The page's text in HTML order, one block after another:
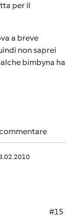
per il
a breve
non saprei
bimbyna ha
#15